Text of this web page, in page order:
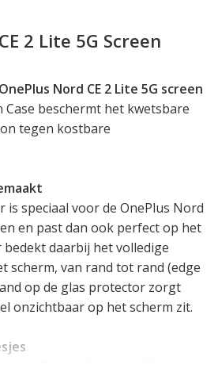
2 Lite 5G Screen
OnePlus Nord CE 2 Lite 5G screen
Case beschermt het kwetsbare
tegen kostbare
is speciaal voor de OnePlus Nord
en past dan ook perfect op het
daarbij het volledige
scherm, van rand tot rand (edge
op de glas protector zorgt
onzichtbaar op het scherm zit.